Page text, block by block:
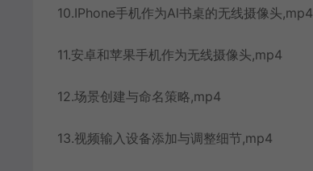
10.IPhone手机作为Al书桌的无线摄像头,mp4
11.安卓和苹果手机作为无线摄像头,mp4
12.场景创建与命名策略,mp4
13.视频输入设备添加与调整细节,mp4